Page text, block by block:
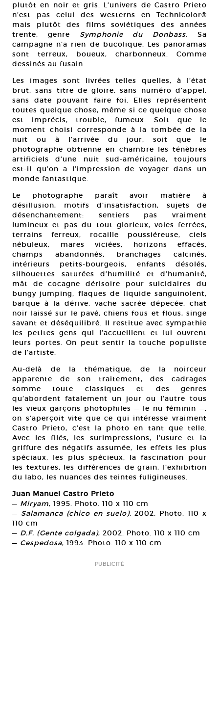
plutôt en noir et gris. L’univers de Castro Prieto
n’est pas celui des westerns en Technicolor®
mais plutôt des films soviétiques des années
trente, genre Symphonie du Donbass. Sa
campagne n’a rien de bucolique. Les panoramas
sont terreux, boueux, charbonneux. Comme
dessinés au fusain.
Les images sont livrées telles quelles, à l’état
brut, sans titre de gloire, sans numéro d’appel,
sans date pouvant faire foi. Elles représentent
toutes quelque chose, même si ce quelque chose
est imprécis, trouble, fumeux. Soit que le
moment choisi corresponde à la tombée de la
nuit ou à l’arrivée du jour, soit que le
photographe obtienne en chambre les ténèbres
artificiels d’une nuit sud-américaine, toujours
est-il qu’on a l’impression de voyager dans un
monde fantastique.
Le photographe paraît avoir matière à
désillusion, motifs d’insatisfaction, sujets de
désenchantement: sentiers pas vraiment
lumineux et pas du tout glorieux, voies ferrées,
terrains ferreux, rocaille poussiéreuse, ciels
nébuleux, mares viciées, horizons effacés,
champs abandonnés, branchages calcinés,
intérieurs petits-bourgeois, enfants désolés,
silhouettes saturées d’humilité et d’humanité,
mât de cocagne dérisoire pour suicidaires du
bungy jumping, flaques de liquide sanguinolent,
barque à la dérive, vache sacrée dépecée, chat
noir laissé sur le pavé, chiens fous et flous, singe
savant et déséquilibré. Il restitue avec sympathie
les petites gens qui l’accueillent et lui ouvrent
leurs portes. On peut sentir la touche populiste
de l’artiste.
Au-delà de la thématique, de la noirceur
apparente de son traitement, des cadrages
somme toute classiques et des genres
qu’abordent fatalement un jour ou l’autre tous
les vieux garçons photophiles — le nu féminin —,
on s’aperçoit vite que ce qui intéresse vraiment
Castro Prieto, c’est la photo en tant que telle.
Avec les filés, les surimpressions, l’usure et la
griffure des négatifs assumée, les effets les plus
spéciaux, les plus spécieux, la fascination pour
les textures, les différences de grain, l’exhibition
du labo, les nuances des teintes fuligineuses.
Juan Manuel Castro Prieto
— Miryam, 1995. Photo. 110 x 110 cm
— Salamanca (chico en suelo), 2002. Photo. 110 x
110 cm
— D.F. (Gente colgada), 2002. Photo. 110 x 110 cm
— Cespedosa, 1993. Photo. 110 x 110 cm
PUBLICITÉ